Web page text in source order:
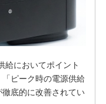
給においてポイント
ピーク時の電源供給
底的に改善されてい